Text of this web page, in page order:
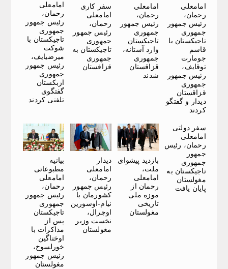
امامعلی
رحمان،
رئیس جمهور
جمهوری
تاجیکستان با
قاسم
جومارت
توقایف،
رئیس جمهور
جمهوری
قزاقستان
دیدار و گفتگو
کردند
امامعلی
رحمان،
رئیس جمهور
جمهوری
تاجیکستان
وارد آستانه،
جمهوری
قزاقستان
شدند
سفر کاری
امامعلی
رحمان،
رئیس جمهور
جمهوری
تاجیکستان به
جمهوری
قزاقستان
امامعلی
رحمان،
رئیس جمهور
جمهوری
تاجیکستان با
شوکت
میرضیایف،
رئیس جمهور
جمهوری
ازبکستان
گفتگوی
تلفنی کردند
سفر دولتی
امامعلی
رحمان، رئیس
جمهور
جمهوری
تاجیکستان به
مغولستان
پایان یافت
بازدید پیشوای
ملت،
امامعلی
رحمان از
موزه ملی
تاریخی
مغولستان
دیدار
امامعلی
رحمان،
رئیس جمهور
کشورمان با
نیام-اوسورین
اوچرال،
نخست وزیر
مغولستان
بیانیه
مطبوعاتی
امامعلی
رحمان،
رئیس جمهور
جمهوری
تاجیکستان
پس از
مذاکرات با
اوخناگین
خورلسوخ،
رئیس جمهور
مغولستان